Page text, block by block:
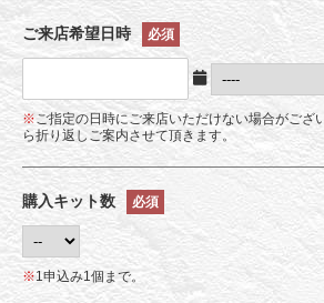
ご来店希望日時 必須
※ご指定の日時にご来店いただけない場合がござ
ら折り返しご案内させて頂きます。
購入キット数 必須
※1申込み1個まで。